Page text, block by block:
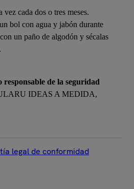
cada dos o tres meses.
bol con agua y jabón durante
un paño de algodón y sécalas
de la seguridad
IDEAS A MEDIDA,
legal de conformidad